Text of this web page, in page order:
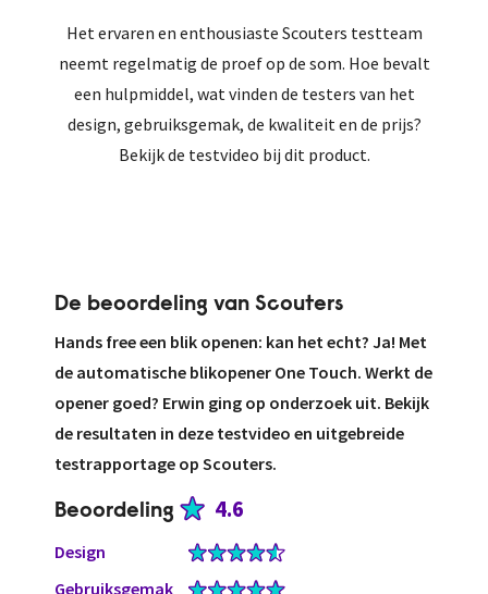
Het ervaren en enthousiaste Scouters testteam
neemt regelmatig de proef op de som. Hoe bevalt
een hulpmiddel, wat vinden de testers van het
design, gebruiksgemak, de kwaliteit en de prijs?
Bekijk de testvideo bij dit product.
De beoordeling van Scouters
Hands free een blik openen: kan het echt? Ja! Met
de automatische blikopener One Touch. Werkt de
opener goed? Erwin ging op onderzoek uit. Bekijk
de resultaten in deze testvideo en uitgebreide
testrapportage op Scouters.
Beoordeling 4.6
Design
Gebruiksgemak